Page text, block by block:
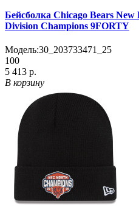
Бейсболка Chicago Bears
Division Champions 9FORTY
Модель:30_203733471_25
100
5 413 р.
В корзину